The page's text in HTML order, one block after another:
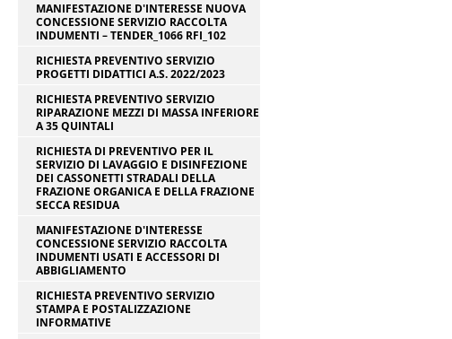
MANIFESTAZIONE D'INTERESSE NUOVA
CONCESSIONE SERVIZIO RACCOLTA
INDUMENTI – TENDER_1066 RFI_102
RICHIESTA PREVENTIVO SERVIZIO
PROGETTI DIDATTICI A.S. 2022/2023
RICHIESTA PREVENTIVO SERVIZIO
RIPARAZIONE MEZZI DI MASSA INFERIORE
A 35 QUINTALI
RICHIESTA DI PREVENTIVO PER IL
SERVIZIO DI LAVAGGIO E DISINFEZIONE
DEI CASSONETTI STRADALI DELLA
FRAZIONE ORGANICA E DELLA FRAZIONE
SECCA RESIDUA
MANIFESTAZIONE D'INTERESSE
CONCESSIONE SERVIZIO RACCOLTA
INDUMENTI USATI E ACCESSORI DI
ABBIGLIAMENTO
RICHIESTA PREVENTIVO SERVIZIO
STAMPA E POSTALIZZAZIONE
INFORMATIVE